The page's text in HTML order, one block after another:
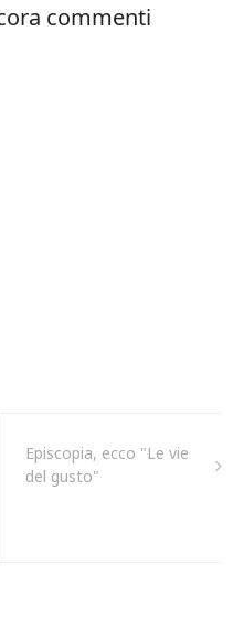
Episcopia, ecco "Le vie
del gusto"